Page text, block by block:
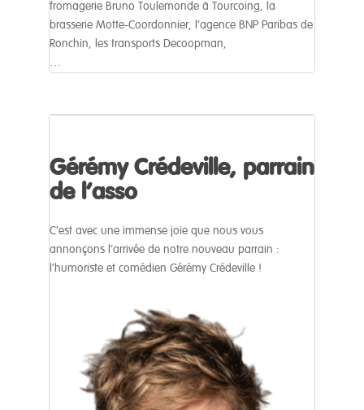
fromagerie Bruno Toulemonde à Tourcoing, la
brasserie Motte-Coordonnier, l’agence BNP Paribas de
Ronchin, les transports Decoopman,
…
Gérémy Crédeville, parrain
de l’asso
C’est avec une immense joie que nous vous
annonçons l’arrivée de notre nouveau parrain :
l’humoriste et comédien Gérémy Crédeville !